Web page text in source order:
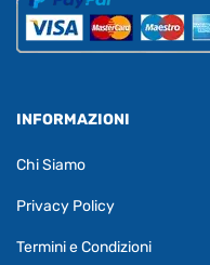
INFORMAZIONI
Chi Siamo
Privacy Policy
Termini e Condizioni